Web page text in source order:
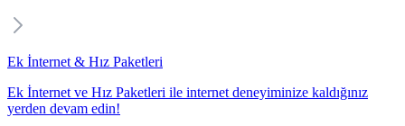
Ek İnternet & Hız Paketleri
Ek İnternet ve Hız Paketleri ile internet deneyiminize kaldığınız
yerden devam edin!